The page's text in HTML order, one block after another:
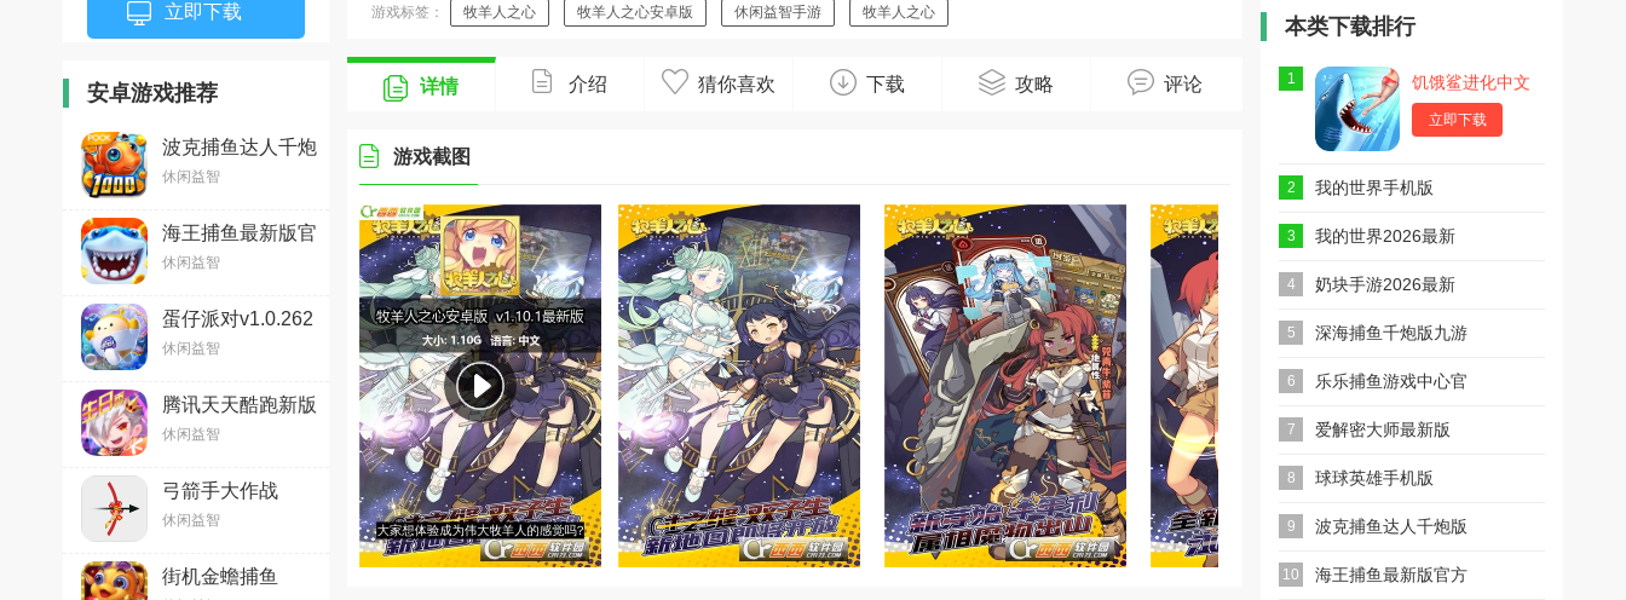
立即下载
安卓游戏推荐
波克捕鱼达人千炮
版2026微信版本
v7.13.15安卓版
休闲益智
海王捕鱼最新版官
方正版v1.37.1
休闲益智
蛋仔派对v1.0.262
安卓版
休闲益智
腾讯天天酷跑新版
本v1.0.137.0安卓
官方版
休闲益智
弓箭手大作战
2026最新安卓版
v2.80.1 官方版
休闲益智
街机金蟾捕鱼
游戏标签：
牧羊人之心 牧羊人之心安卓版 休闲益智手游 牧羊人之心
详情 介绍 猜你喜欢 下载 攻略 评论
游戏截图
本类下载排行
1
饥饿鲨进化中文
最新版
立即下载
2 我的世界手机版
3 我的世界2026最新
版本(m.inecraft)
4 奶块手游2026最新
版
5 深海捕鱼千炮版九游
版
6 乐乐捕鱼游戏中心官
方版
7 爱解密大师最新版
8 球球英雄手机版
9 波克捕鱼达人千炮版
2026微信版本
10 海王捕鱼最新版官方